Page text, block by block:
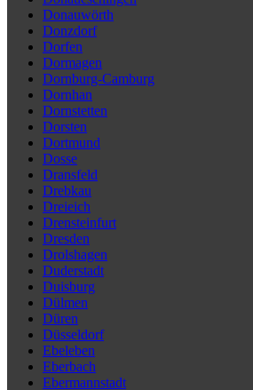
Donauwörth
Donzdorf
Dorfen
Dormagen
Dornburg-Camburg
Dornhan
Dornstetten
Dorsten
Dortmund
Dosse
Dransfeld
Drebkau
Dreieich
Drensteinfurt
Dresden
Drolshagen
Duderstadt
Duisburg
Dülmen
Düren
Düsseldorf
Ebeleben
Eberbach
Ebermannstadt